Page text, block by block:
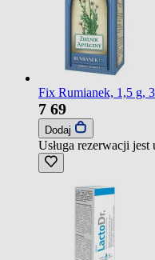
Fix Rumianek, 1,5 g,
7 69
Dodaj
Usługa rezerwacji jest